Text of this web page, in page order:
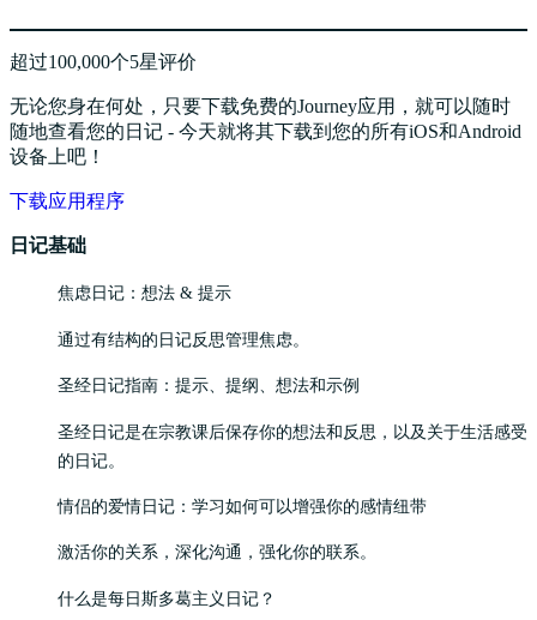
超过100,000个5星评价
无论您身在何处，只要下载免费的Journey应用，就可以随时
随地查看您的日记 - 今天就将其下载到您的所有iOS和Android
设备上吧！
下载应用程序
日记基础
焦虑日记：想法 & 提示
通过有结构的日记反思管理焦虑。
圣经日记指南：提示、提纲、想法和示例
圣经日记是在宗教课后保存你的想法和反思，以及关于生活感受
的日记。
情侣的爱情日记：学习如何可以增强你的感情纽带
激活你的关系，深化沟通，强化你的联系。
什么是每日斯多葛主义日记？